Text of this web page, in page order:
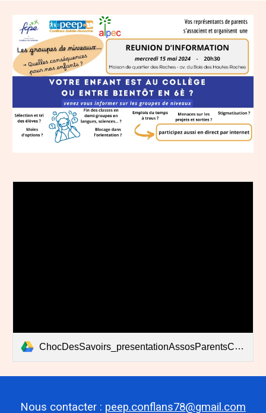
ChocDesSavoirs_presentationAssosParentsConflans.pdf
Nous contacter : peep.conflans78@gmail.com